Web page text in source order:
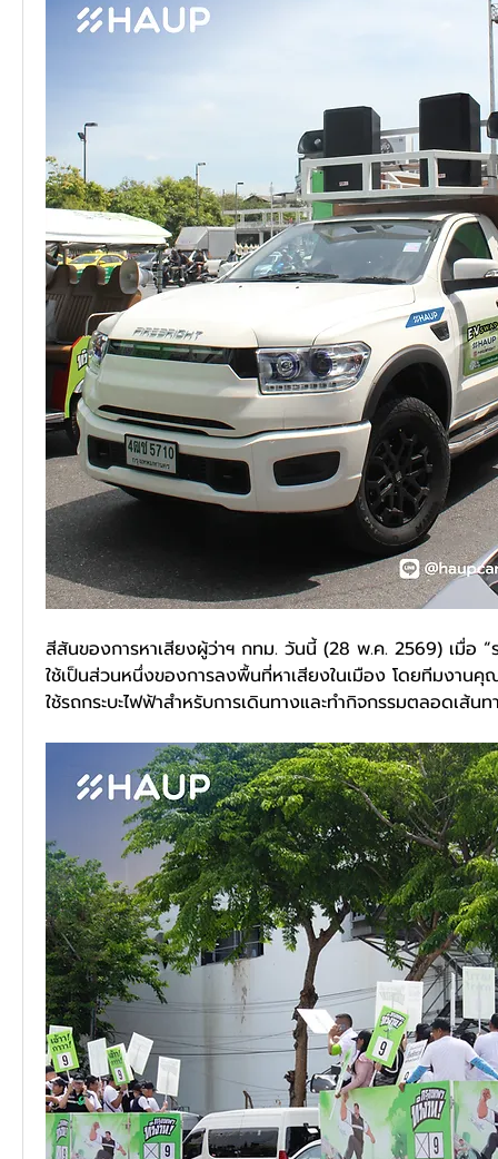
สีสันของการหาเสียงผู้ว่าฯ กทม. วันนี้ (28 พ.ค. 2569) เมื่อ “
ใช้เป็นส่วนหนึ่งของการลงพื้นที่หาเสียงในเมือง โดยทีมงาน
ใช้รถกระบะไฟฟ้าสำหรับการเดินทางและทำกิจกรรมตลอดเส้นท